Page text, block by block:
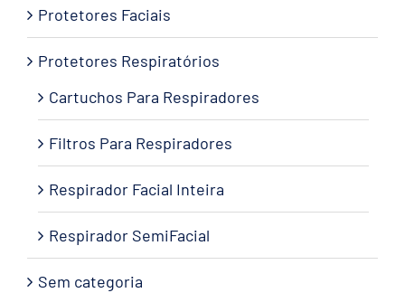
Protetores Faciais
Protetores Respiratórios
Cartuchos Para Respiradores
Filtros Para Respiradores
Respirador Facial Inteira
Respirador SemiFacial
Sem categoria